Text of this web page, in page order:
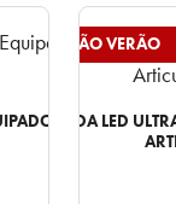
JBM 54834
OPERAÇÃO VERÃO
LÂMPADA LED